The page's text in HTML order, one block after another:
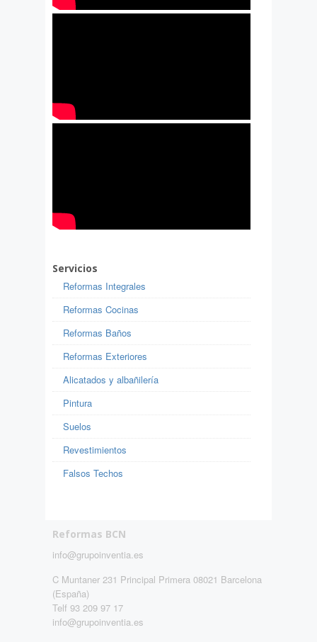
Servicios
Reformas Integrales
Reformas Cocinas
Reformas Baños
Reformas Exteriores
Alicatados y albañilería
Pintura
Suelos
Revestimientos
Falsos Techos
Reformas BCN
info@grupoinventia.es
C Muntaner 231 Principal Primera 08021 Barcelona
(España)
Telf 93 209 97 17
info@grupoinventia.es